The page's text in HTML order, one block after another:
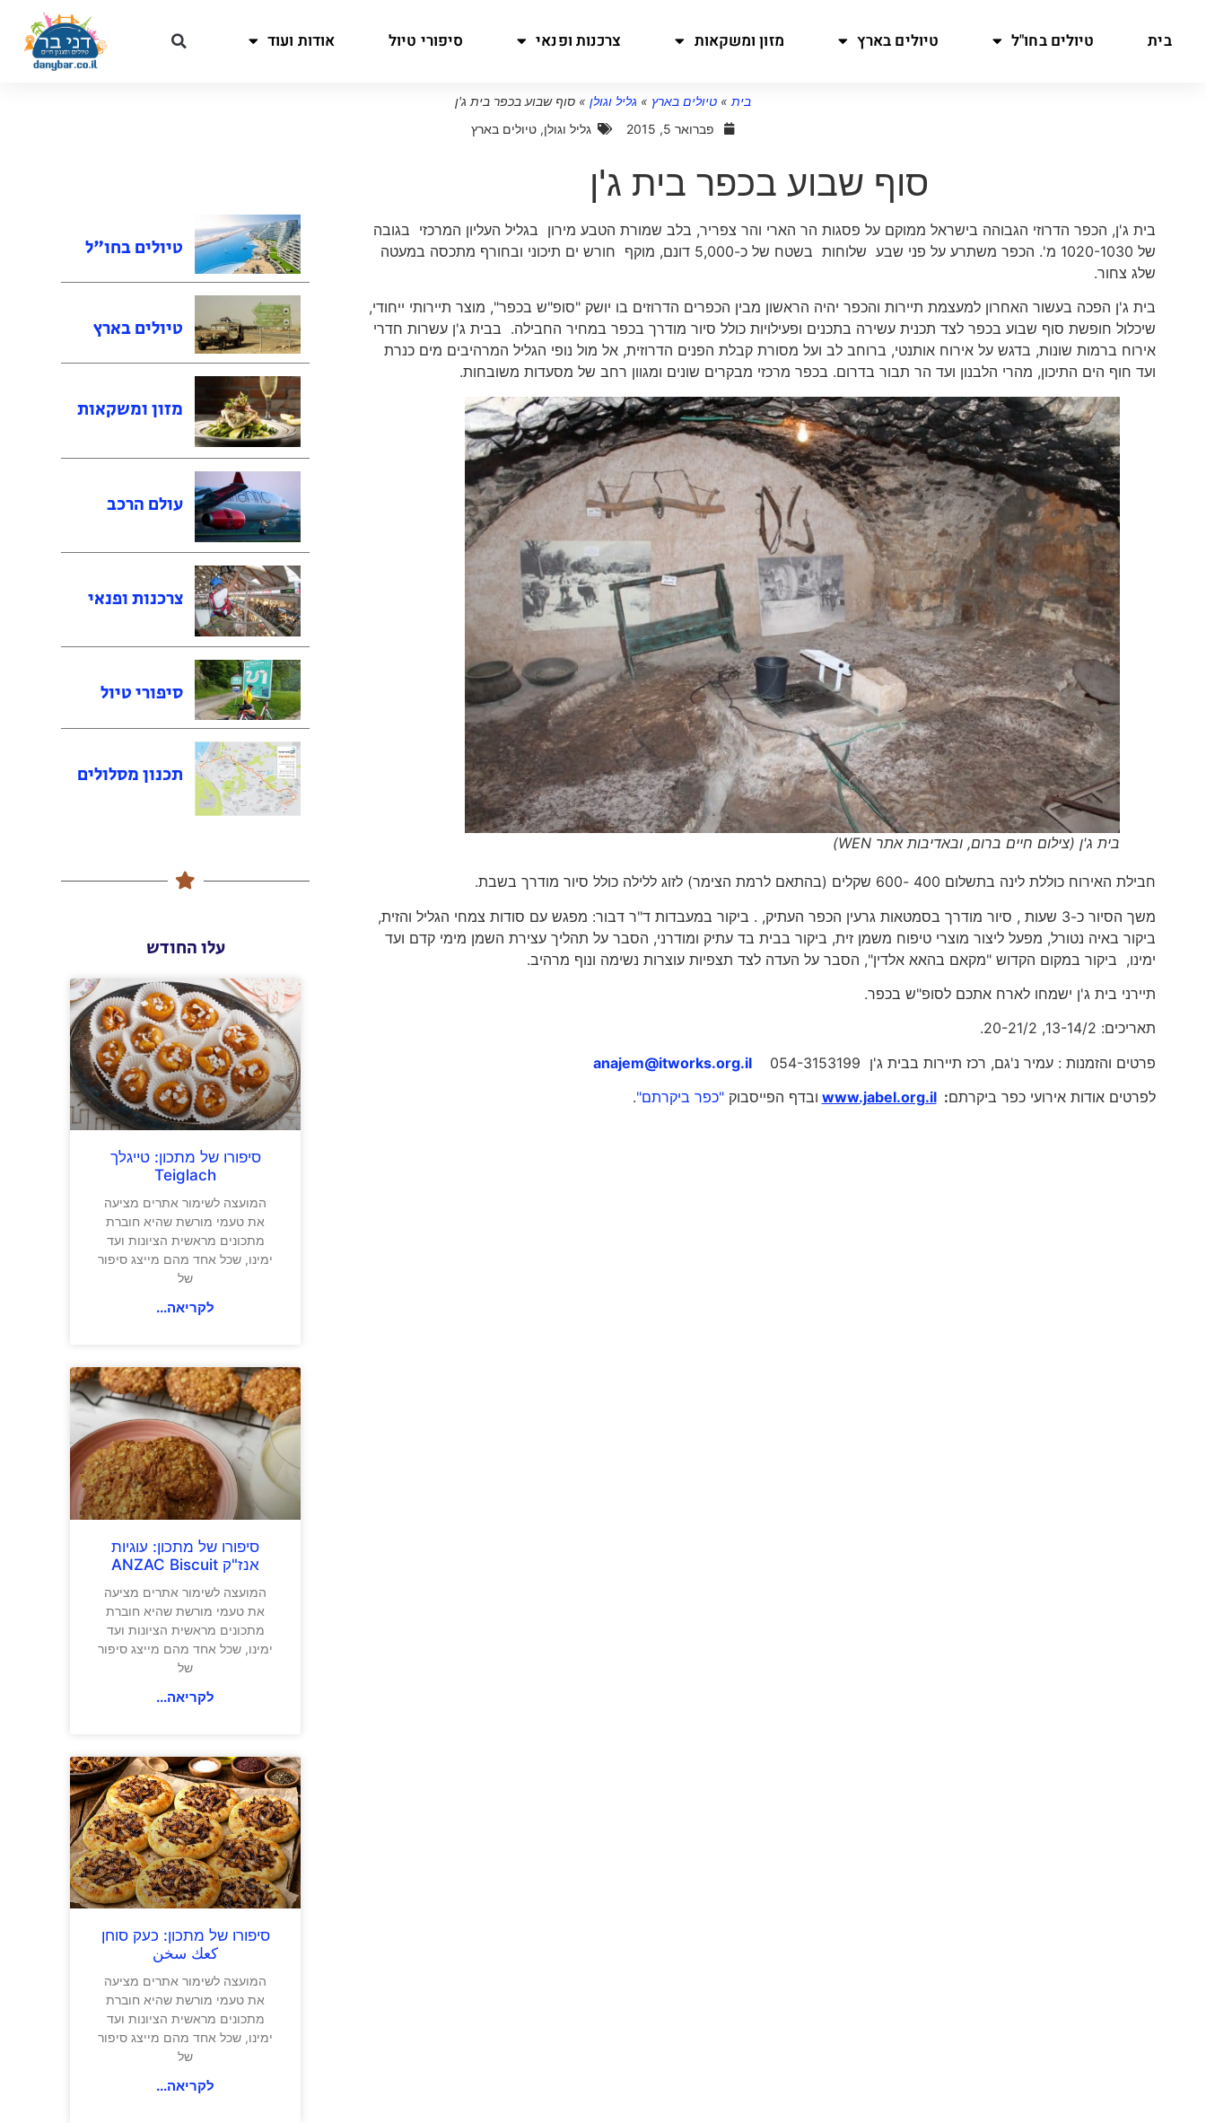
בית טיולים בחו"ל טיולים בארץ מזון ומשקאות צרכנות ופנאי סיפורי טיול אודות ועוד
בית » טיולים בארץ » גליל וגולן » סוף שבוע בכפר בית ג'ן
פברואר 5, 2015
גליל וגולן, טיולים בארץ
סוף שבוע בכפר בית ג'ן
בית ג'ן, הכפר הדרוזי הגבוהה בישראל ממוקם על פסגות הר הארי והר צפריר, בלב שמורת הטבע מירון בגליל העליון המרכזי בגובה
של 1020-1030 מ'. הכפר משתרע על פני שבע שלוחות בשטח של כ-5,000 דונם, מוקף חורש ים תיכוני ובחורף מתכסה במעטה
שלג צחור.
בית ג'ן הפכה בעשור האחרון למעצמת תיירות והכפר יהיה הראשון מבין הכפרים הדרוזים בו יושק "סופ"ש בכפר", מוצר תיירותי ייחודי,
שיכלול חופשת סוף שבוע בכפר לצד תכנית עשירה בתכנים ופעילויות כולל סיור מודרך בכפר במחיר החבילה. בבית ג'ן עשרות חדרי
אירוח ברמות שונות, בדגש על אירוח אותנטי, ברוחב לב ועל מסורת קבלת הפנים הדרוזית, אל מול נופי הגליל המרהיבים מים כנרת
ועד חוף הים התיכון, מהרי הלבנון ועד הר תבור בדרום. בכפר מרכזי מבקרים שונים ומגוון רחב של מסעדות משובחות.
בית ג'ן (צילום חיים ברום, ובאדיבות אתר WEN)
חבילת האירוח כוללת לינה בתשלום 400 -600 שקלים (בהתאם לרמת הצימר) לזוג ללילה כולל סיור מודרך בשבת.
משך הסיור כ-3 שעות , סיור מודרך בסמטאות גרעין הכפר העתיק, . ביקור במעבדות ד"ר דבור: מפגש עם סודות צמחי הגליל והזית,
ביקור באיה נטורל, מפעל ליצור מוצרי טיפוח משמן זית, ביקור בבית בד עתיק ומודרני, הסבר על תהליך עצירת השמן מימי קדם ועד
ימינו, ביקור במקום הקדוש "מקאם בהאא אלדין", הסבר על העדה לצד תצפיות עוצרות נשימה ונוף מרהיב.
תיירני בית ג'ן ישמחו לארח אתכם לסופ"ש בכפר.
תאריכים: 13-14/2, 20-21/2.
פרטים והזמנות : עמיר נ'גם, רכז תיירות בבית ג'ן 054-3153199
anajem@itworks.org.il
לפרטים אודות אירועי כפר ביקרתם:
www.jabel.org.il ובדף הפייסבוק"כפר ביקרתם".
טיולים בחו"ל
טיולים בארץ
מזון ומשקאות
עולם הרכב
צרכנות ופנאי
סיפורי טיול
תכנון מסלולים
עלו החודש
סיפורו של מתכון: טייגלך
Teiglach
המועצה לשימור אתרים מציעה
את טעמי מורשת שהיא חוברת
מתכונים מראשית הציונות ועד
ימינו, שכל אחד מהם מייצג סיפור
של
לקריאה...
סיפורו של מתכון: עוגיות
אנז"ק ANZAC Biscuit
המועצה לשימור אתרים מציעה
את טעמי מורשת שהיא חוברת
מתכונים מראשית הציונות ועד
ימינו, שכל אחד מהם מייצג סיפור
של
לקריאה...
סיפורו של מתכון: כעק סוחן
كعك سخن
המועצה לשימור אתרים מציעה
את טעמי מורשת שהיא חוברת
מתכונים מראשית הציונות ועד
ימינו, שכל אחד מהם מייצג סיפור
של
לקריאה...